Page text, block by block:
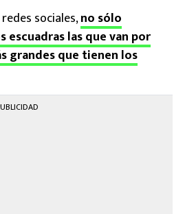
sociales,no sólo
escuadras las que van por
grandes que tienen los